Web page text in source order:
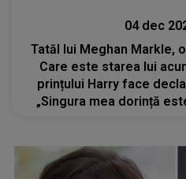
04 dec
Tatăl lui Meghan Markle,
Care este starea lui
prințului Harry face
„Singura mea dorință